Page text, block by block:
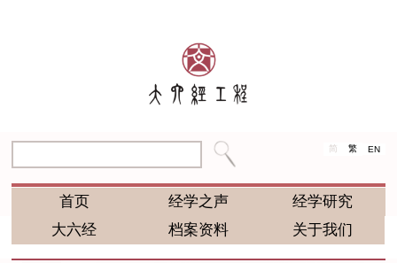
简 繁 EN
首页 经学之声
经学研究
大六经
档案资料 关于我们